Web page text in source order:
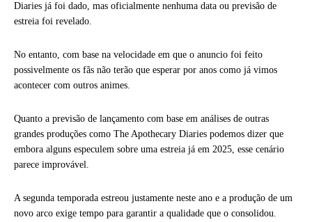
Diaries já foi dado, mas oficialmente nenhuma data ou previsão de
estreia foi revelado.
No entanto, com base na velocidade em que o anuncio foi feito
possivelmente os fãs não terão que esperar por anos como já vimos
acontecer com outros animes.
Quanto a previsão de lançamento com base em análises de outras
grandes produções como The Apothecary Diaries podemos dizer que
embora alguns especulem sobre uma estreia já em 2025, esse cenário
parece improvável.
A segunda temporada estreou justamente neste ano e a produção de um
novo arco exige tempo para garantir a qualidade que o consolidou.